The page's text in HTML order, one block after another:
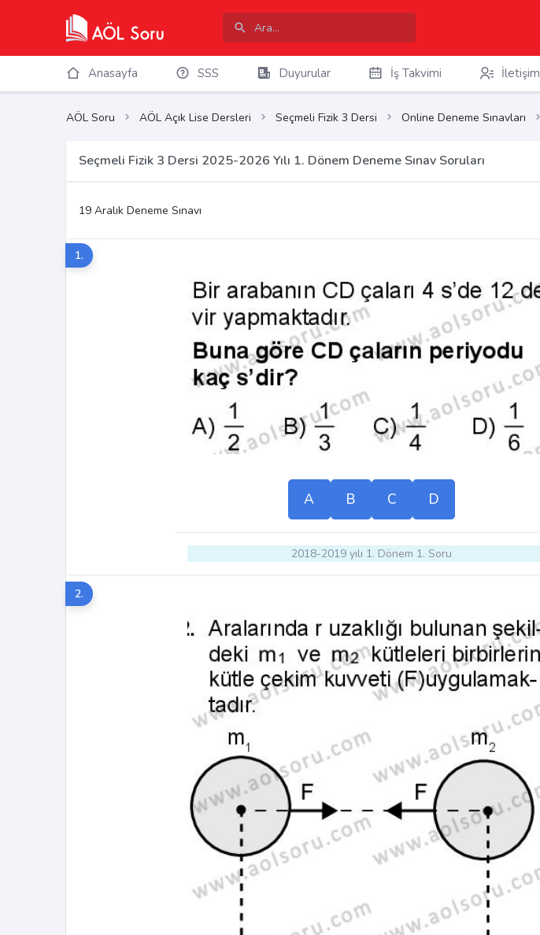
Anasayfa SSS Duyurular İş Takvimi İletişim
AÖL Soru AÖL Açık Lise Dersleri Seçmeli Fizik 3 Dersi Online Deneme Sınavları
Seçmeli Fizik 3 Dersi 2025-2026 Yılı 1. Dönem Deneme Sınav Soruları
19 Aralık Deneme Sınavı
1.
A B C D
2018-2019 yılı 1. Dönem 1. Soru
2.